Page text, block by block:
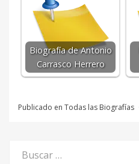
Biografía de Antonio
Carrasco Herrero
Publicado en Todas las Biografías